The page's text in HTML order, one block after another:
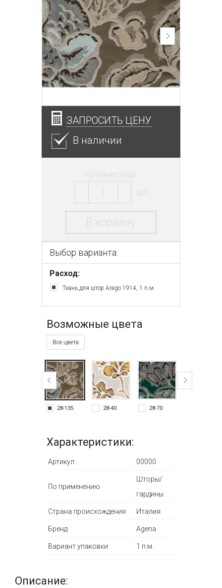
ЗАПРОСИТЬ ЦЕНУ
В наличии
Количество:
шт.
В корзину
Выбор варианта:
Расход:
Ткань для штор Arago 1914, 1 п.м.
Возможные цвета
Все цвета
28-135 28-40 28-70
Характеристики:
Артикул: 00000
По применению
Шторы/
гардины
Страна происхождения Италия
Бренд Agena
Вариант упаковки 1 п.м.
Описание: